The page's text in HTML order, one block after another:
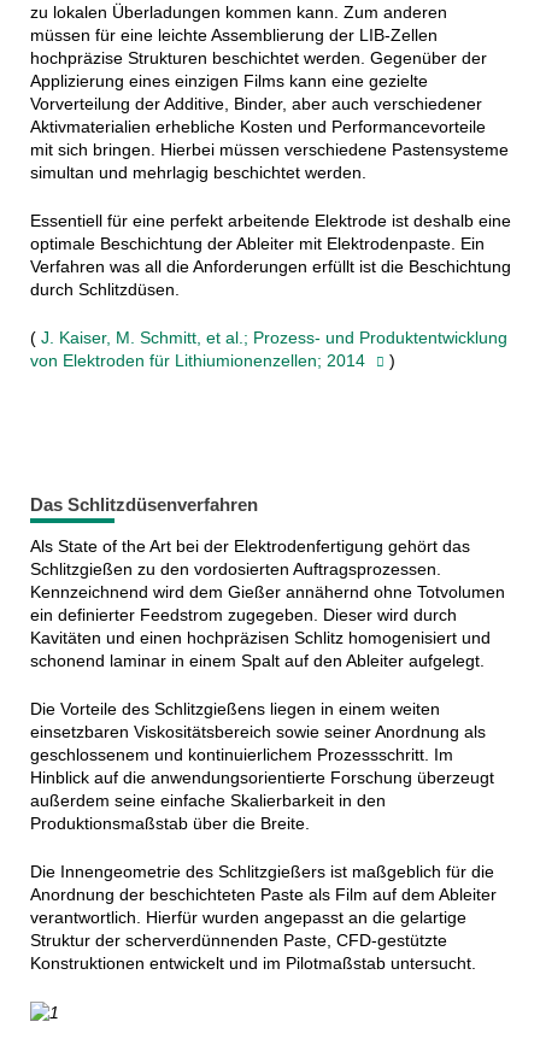
zu lokalen Überladungen kommen kann. Zum anderen
müssen für eine leichte Assemblierung der LIB-Zellen
hochpräzise Strukturen beschichtet werden. Gegenüber der
Applizierung eines einzigen Films kann eine gezielte
Vorverteilung der Additive, Binder, aber auch verschiedener
Aktivmaterialien erhebliche Kosten und Performancevorteile
mit sich bringen. Hierbei müssen verschiedene Pastensysteme
simultan und mehrlagig beschichtet werden.
Essentiell für eine perfekt arbeitende Elektrode ist deshalb eine
optimale Beschichtung der Ableiter mit Elektrodenpaste. Ein
Verfahren was all die Anforderungen erfüllt ist die Beschichtung
durch Schlitzdüsen.
( J. Kaiser, M. Schmitt, et al.; Prozess- und Produktentwicklung
von Elektroden für Lithiumionenzellen; 2014
)
Das Schlitzdüsenverfahren
Als State of the Art bei der Elektrodenfertigung gehört das
Schlitzgießen zu den vordosierten Auftragsprozessen.
Kennzeichnend wird dem Gießer annähernd ohne Totvolumen
ein definierter Feedstrom zugegeben. Dieser wird durch
Kavitäten und einen hochpräzisen Schlitz homogenisiert und
schonend laminar in einem Spalt auf den Ableiter aufgelegt.
Die Vorteile des Schlitzgießens liegen in einem weiten
einsetzbaren Viskositätsbereich sowie seiner Anordnung als
geschlossenem und kontinuierlichem Prozessschritt. Im
Hinblick auf die anwendungsorientierte Forschung überzeugt
außerdem seine einfache Skalierbarkeit in den
Produktionsmaßstab über die Breite.
Die Innengeometrie des Schlitzgießers ist maßgeblich für die
Anordnung der beschichteten Paste als Film auf dem Ableiter
verantwortlich. Hierfür wurden angepasst an die gelartige
Struktur der scherverdünnenden Paste, CFD-gestützte
Konstruktionen entwickelt und im Pilotmaßstab untersucht.